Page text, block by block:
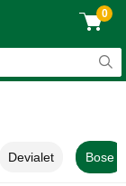
0
Devialet Bose